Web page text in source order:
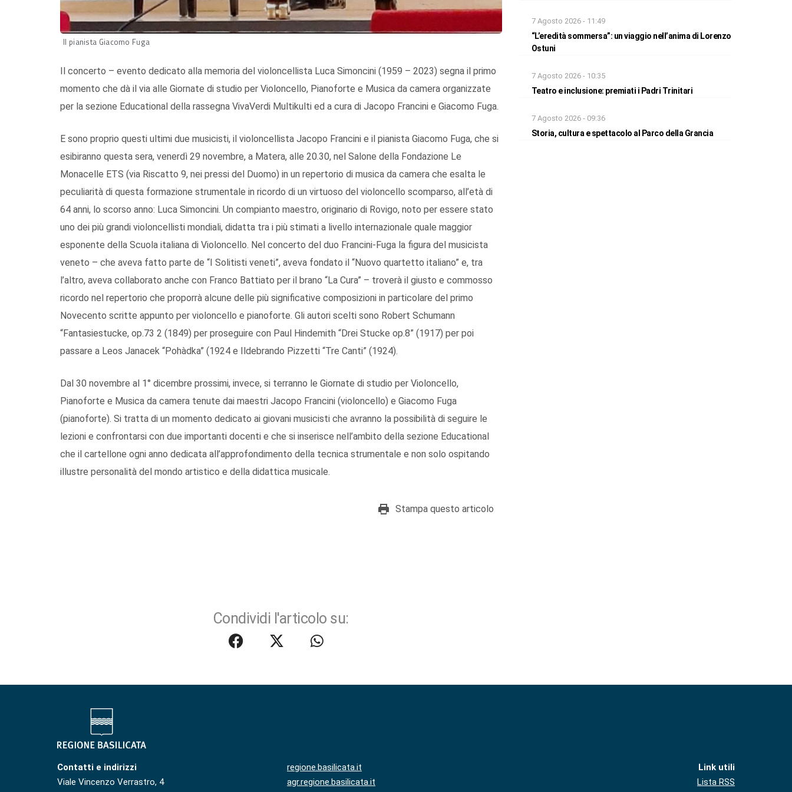
Il pianista Giacomo Fuga
Il concerto – evento dedicato alla memoria del violoncellista Luca Simoncini (1959 – 2023) segna il primo
momento che dà il via alle Giornate di studio per Violoncello, Pianoforte e Musica da camera organizzate
per la sezione Educational della rassegna VivaVerdi Multikulti ed a cura di Jacopo Francini e Giacomo Fuga.
E sono proprio questi ultimi due musicisti, il violoncellista Jacopo Francini e il pianista Giacomo Fuga, che si
esibiranno questa sera, venerdì 29 novembre, a Matera, alle 20.30, nel Salone della Fondazione Le
Monacelle ETS (via Riscatto 9, nei pressi del Duomo) in un repertorio di musica da camera che esalta le
peculiarità di questa formazione strumentale in ricordo di un virtuoso del violoncello scomparso, all’età di
64 anni, lo scorso anno: Luca Simoncini. Un compianto maestro, originario di Rovigo, noto per essere stato
uno dei più grandi violoncellisti mondiali, didatta tra i più stimati a livello internazionale quale maggior
esponente della Scuola italiana di Violoncello. Nel concerto del duo Francini-Fuga la figura del musicista
veneto – che aveva fatto parte de “I Solitisti veneti”, aveva fondato il “Nuovo quartetto italiano” e, tra
l’altro, aveva collaborato anche con Franco Battiato per il brano “La Cura” – troverà il giusto e commosso
ricordo nel repertorio che proporrà alcune delle più significative composizioni in particolare del primo
Novecento scritte appunto per violoncello e pianoforte. Gli autori scelti sono Robert Schumann
“Fantasiestucke, op.73 2 (1849) per proseguire con Paul Hindemith “Drei Stucke op.8” (1917) per poi
passare a Leos Janacek “Pohàdka” (1924 e Ildebrando Pizzetti “Tre Canti” (1924).
Dal 30 novembre al 1° dicembre prossimi, invece, si terranno le Giornate di studio per Violoncello,
Pianoforte e Musica da camera tenute dai maestri Jacopo Francini (violoncello) e Giacomo Fuga
(pianoforte). Si tratta di un momento dedicato ai giovani musicisti che avranno la possibilità di seguire le
lezioni e confrontarsi con due importanti docenti e che si inserisce nell’ambito della sezione Educational
che il cartellone ogni anno dedicata all’approfondimento della tecnica strumentale e non solo ospitando
illustre personalità del mondo artistico e della didattica musicale.
Stampa questo articolo
Condividi l'articolo su:
7 Agosto 2026 - 11:49
“L’eredità sommersa”: un viaggio nell’anima di Lorenzo
Ostuni
7 Agosto 2026 - 10:35
Teatro e inclusione: premiati i Padri Trinitari
7 Agosto 2026 - 09:36
Storia, cultura e spettacolo al Parco della Grancia
Contatti e indirizzi
Viale Vincenzo Verrastro, 4
regione.basilicata.it
agr.regione.basilicata.it
Link utili
Lista RSS